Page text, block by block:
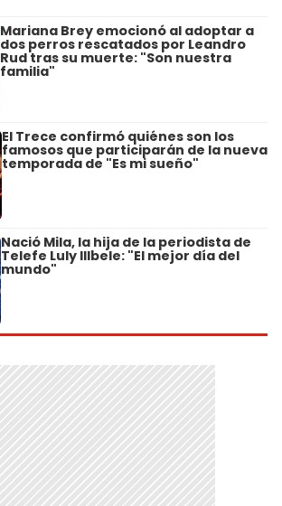
Mariana Brey emocionó al adoptar a
dos perros rescatados por Leandro
Rud tras su muerte: "Son nuestra
familia"
El Trece confirmó quiénes son los
famosos que participarán de la nueva
temporada de "Es mi sueño"
Nació Mila, la hija de la periodista de
Telefe Luly Illbele: "El mejor día del
mundo"